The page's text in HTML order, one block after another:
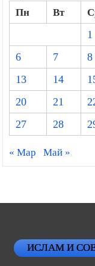
Пн Вт
1
6
7 8
13
14
20
21
27
28
« Мар Май »
ИСЛАМ И